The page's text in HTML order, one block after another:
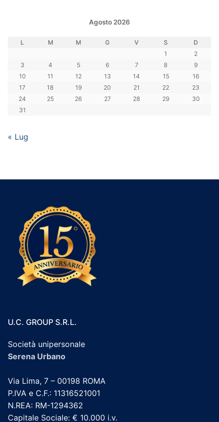
Agosto 2026
L M M G V S
D
1
2
3
4 5 6 7 8
9
10
11 12 13 14 15
16
17
18 19 20 21 22
23
24
25 26 27 28 29
30
31
« Lug
U.C. GROUP S.R.L.
Società unipersonale
Serena Urbano
Via Lima, 7 – 00198 ROMA
P.IVA e C.F.: 11316521001
N.REA: RM-1294362
Capitale Sociale: € 10.000 i.v.